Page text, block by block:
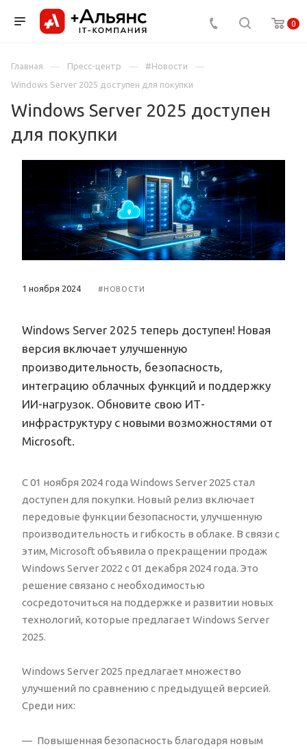
0
Главная Пресс-центр
#Новости
Windows Server 2025 доступен для покупки
Windows Server 2025 доступен
для покупки
1 ноября 2024 #НОВОСТИ
Windows Server 2025 теперь доступен! Новая
версия включает улучшенную
производительность, безопасность,
интеграцию облачных функций и поддержку
ИИ-нагрузок. Обновите свою ИТ-
инфраструктуру с новыми возможностями от
Microsoft.
С 01 ноября 2024 года Windows Server 2025 стал
доступен для покупки. Новый релиз включает
передовые функции безопасности, улучшенную
производительность и гибкость в облаке. В связи с
этим, Microsoft объявила о прекращении продаж
Windows Server 2022 с 01 декабря 2024 года. Это
решение связано с необходимостью
сосредоточиться на поддержке и развитии новых
технологий, которые предлагает Windows Server
2025.
Windows Server 2025 предлагает множество
улучшений по сравнению с предыдущей версией.
Среди них:
Повышенная безопасность благодаря новым